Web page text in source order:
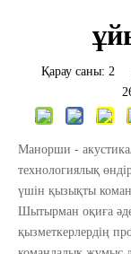
Қарау саны: 2
Манорши -
технологиялық
үшін қызықты
Шытырман оқиға
қызметкерлердің